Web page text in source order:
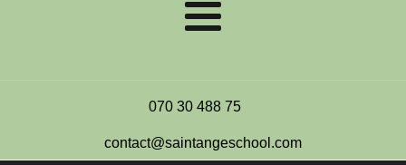
070 30 488 75
contact@saintangeschool.com